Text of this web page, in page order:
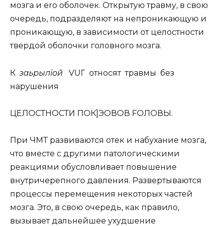
мозга и ero оболочек. Открытую травму, в свою
очередь, подразделяют на непроникающую и
проникающую, в зависимости от целостности
твердой оболочки головного мозга.
К заьрыліой VUГ относят травмы без
нарушения
ЦЕЛОСТНОСТИ ПОК]ЭОВОВ FОЛОВЫ.
При ЧМТ развиваются отек и набухание мозга,
что вместе с другими патологическими
реакциями обусловливает повышение
внутричерепного давления. Развертываются
процессы перемещения некоторых частей
мозга. Это, в свою очередь, как правило,
вызывает дальнейшее ухудшение